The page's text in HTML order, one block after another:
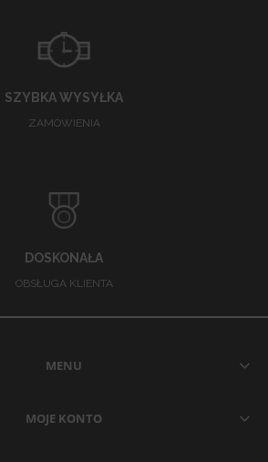
SZYBKA WYSYŁKA
ZAMÓWIENIA
DOSKONAŁA
OBSŁUGA KLIENTA
MENU
MOJE KONTO